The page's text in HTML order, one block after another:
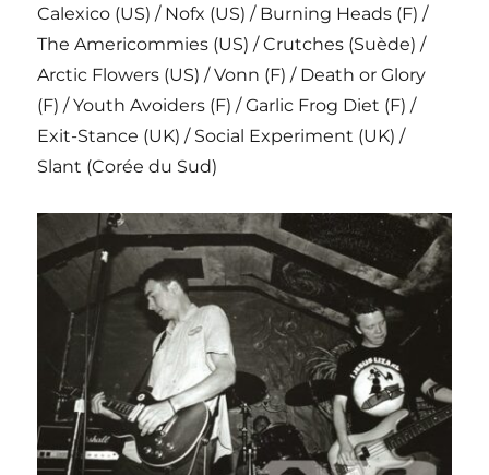
Calexico (US) / Nofx (US) / Burning Heads (F) /
The Americommies (US) / Crutches (Suède) /
Arctic Flowers (US) / Vonn (F) / Death or Glory
(F) / Youth Avoiders (F) / Garlic Frog Diet (F) /
Exit-Stance (UK) / Social Experiment (UK) /
Slant (Corée du Sud)